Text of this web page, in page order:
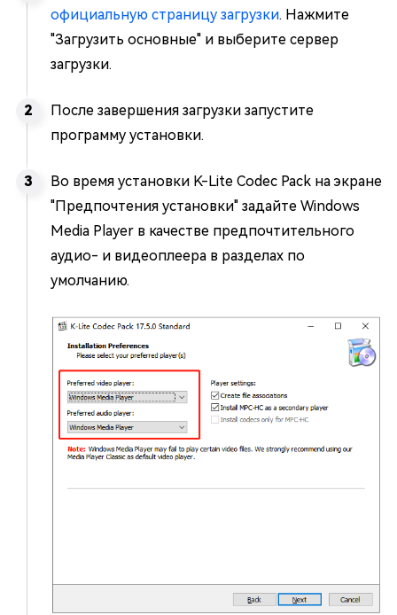
официальную страницу загрузки. Нажмите
"Загрузить основные" и выберите сервер
загрузки.
После завершения загрузки запустите
программу установки.
Во время установки K-Lite Codec Pack на экране
"Предпочтения установки" задайте Windows
Media Player в качестве предпочтительного
аудио- и видеоплеера в разделах по
умолчанию.